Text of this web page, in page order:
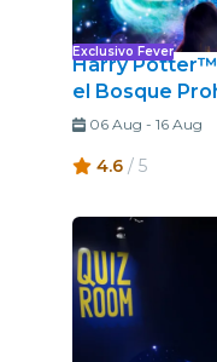
Exclusivo Fever
Harry
el Bosque
06 Aug - 16 Aug
4.6 / 5